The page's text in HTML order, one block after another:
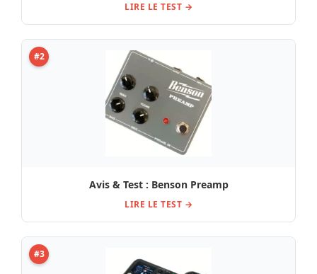
LIRE LE TEST →
#2
Avis & Test : Benson Preamp
LIRE LE TEST →
#3